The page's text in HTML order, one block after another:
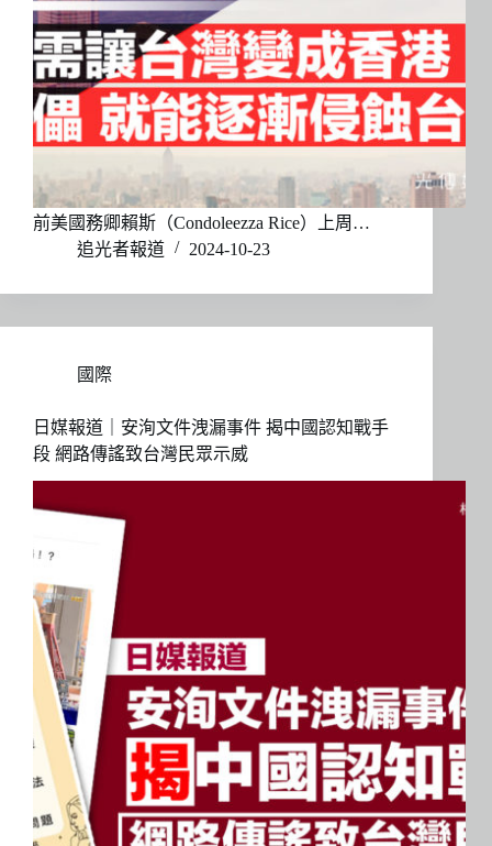
前美國務卿賴斯（Condoleezza Rice）上周…
追光者報道
2024-10-23
國際
日媒報道｜安洵文件洩漏事件 揭中國認知戰手
段 網路傳謠致台灣民眾示威